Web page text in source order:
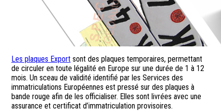
Les plaques Export sont des plaques temporaires, permettant
de circuler en toute légalité en Europe sur une durée de 1 à 12
mois. Un sceau de validité identifié par les Services des
immatriculations Européennes est pressé sur des plaques à
bande rouge afin de les officialiser. Elles sont livrées avec une
assurance et certificat d’immatriculation provisoires.